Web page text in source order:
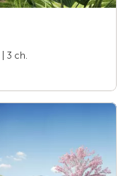
| 3 ch.